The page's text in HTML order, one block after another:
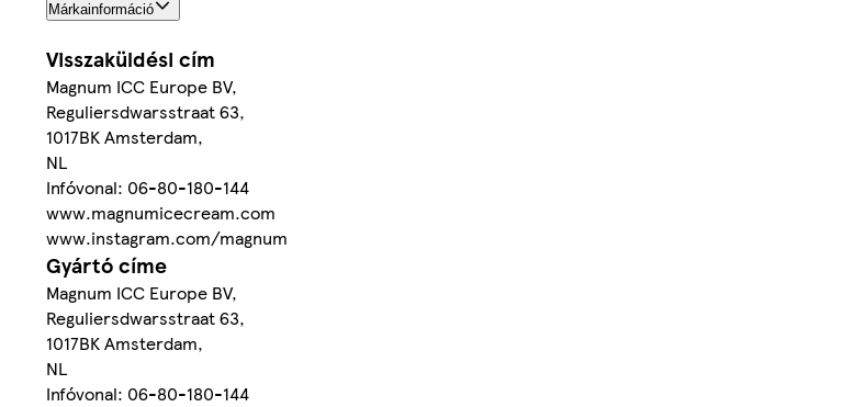
Márkainformáció
Visszaküldési cím
Magnum ICC Europe BV,
Reguliersdwarsstraat 63,
1017BK Amsterdam,
NL
Infóvonal: 06-80-180-144
www.magnumicecream.com
www.instagram.com/magnum
Gyártó címe
Magnum ICC Europe BV,
Reguliersdwarsstraat 63,
1017BK Amsterdam,
NL
Infóvonal: 06-80-180-144